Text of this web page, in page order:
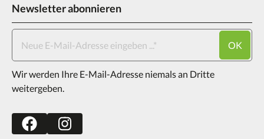
Newsletter abonnieren
OK
Wir werden Ihre E-Mail-Adresse niemals an Dritte
weitergeben.